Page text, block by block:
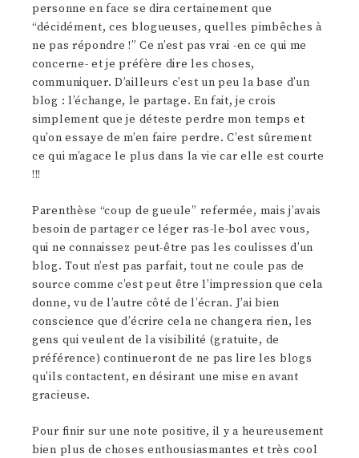
personne en face se dira certainement que
“décidément, ces blogueuses, quelles pimbêches à
ne pas répondre !” Ce n’est pas vrai -en ce qui me
concerne- et je préfère dire les choses,
communiquer. D’ailleurs c’est un peu la base d’un
blog : l’échange, le partage. En fait, je crois
simplement que je déteste perdre mon temps et
qu’on essaye de m’en faire perdre. C’est sûrement
ce qui m’agace le plus dans la vie car elle est courte
!!!
Parenthèse “coup de gueule” refermée, mais j’avais
besoin de partager ce léger ras-le-bol avec vous,
qui ne connaissez peut-être pas les coulisses d’un
blog. Tout n’est pas parfait, tout ne coule pas de
source comme c’est peut être l’impression que cela
donne, vu de l’autre côté de l’écran. J’ai bien
conscience que d’écrire cela ne changera rien, les
gens qui veulent de la visibilité (gratuite, de
préférence) continueront de ne pas lire les blogs
qu’ils contactent, en désirant une mise en avant
gracieuse.
Pour finir sur une note positive, il y a heureusement
bien plus de choses enthousiasmantes et très cool